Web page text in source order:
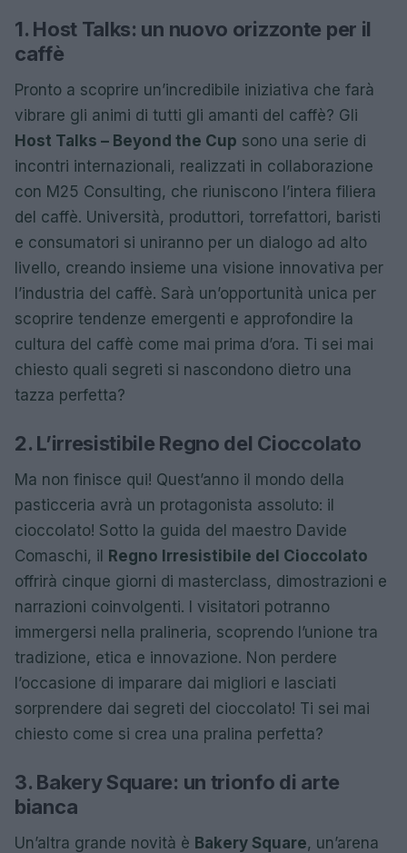
1. Host Talks: un nuovo orizzonte per il
caffè
Pronto a scoprire un’incredibile iniziativa che farà
vibrare gli animi di tutti gli amanti del caffè? Gli
Host Talks – Beyond the Cup sono una serie di
incontri internazionali, realizzati in collaborazione
con M25 Consulting, che riuniscono l’intera filiera
del caffè. Università, produttori, torrefattori, baristi
e consumatori si uniranno per un dialogo ad alto
livello, creando insieme una visione innovativa per
l’industria del caffè. Sarà un’opportunità unica per
scoprire tendenze emergenti e approfondire la
cultura del caffè come mai prima d’ora. Ti sei mai
chiesto quali segreti si nascondono dietro una
tazza perfetta?
2. L’irresistibile Regno del Cioccolato
Ma non finisce qui! Quest’anno il mondo della
pasticceria avrà un protagonista assoluto: il
cioccolato! Sotto la guida del maestro Davide
Comaschi, il Regno Irresistibile del Cioccolato
offrirà cinque giorni di masterclass, dimostrazioni e
narrazioni coinvolgenti. I visitatori potranno
immergersi nella pralineria, scoprendo l’unione tra
tradizione, etica e innovazione. Non perdere
l’occasione di imparare dai migliori e lasciati
sorprendere dai segreti del cioccolato! Ti sei mai
chiesto come si crea una pralina perfetta?
3. Bakery Square: un trionfo di arte
bianca
Un’altra grande novità è Bakery Square, un’arena